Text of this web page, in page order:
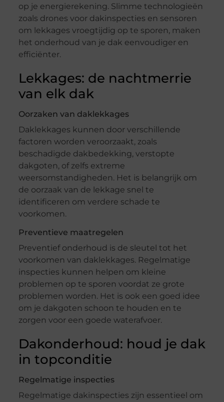
op je energierekening. Slimme technologieën
zoals drones voor dakinspecties en sensoren
om lekkages vroegtijdig op te sporen, maken
het onderhoud van je dak eenvoudiger en
efficiënter.
Lekkages: de nachtmerrie
van elk dak
Oorzaken van daklekkages
Daklekkages kunnen door verschillende
factoren worden veroorzaakt, zoals
beschadigde dakbedekking, verstopte
dakgoten, of zelfs extreme
weersomstandigheden. Het is belangrijk om
de oorzaak van de lekkage snel te
identificeren om verdere schade te
voorkomen.
Preventieve maatregelen
Preventief onderhoud is de sleutel tot het
voorkomen van daklekkages. Regelmatige
inspecties kunnen helpen om kleine
problemen op te sporen voordat ze grote
problemen worden. Het is ook een goed idee
om je dakgoten schoon te houden en te
zorgen voor een goede waterafvoer.
Dakonderhoud: houd je dak
in topconditie
Regelmatige inspecties
Regelmatige dakinspecties zijn essentieel om